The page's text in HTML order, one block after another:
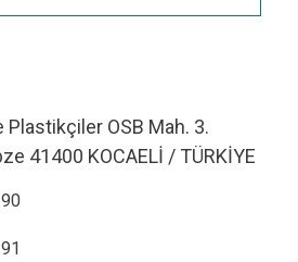
Plastikçiler OSB Mah. 3.
41400 KOCAELİ / TÜRKİYE